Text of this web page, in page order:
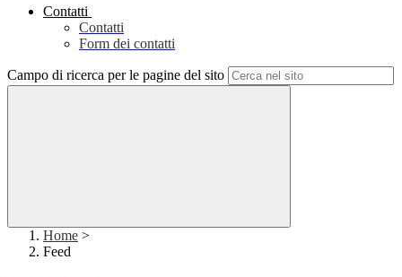
Contatti
Contatti
Form dei contatti
Campo di ricerca per le pagine del sito
Home >
Feed